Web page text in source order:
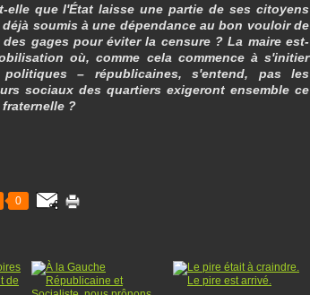
elle que l'État laisse une partie de ses citoyens
soumis à une dépendance au bon vouloir de
gages pour éviter la censure ? La maire est-
où, comme cela commence à s'initier
– républicaines, s'entend, pas les
sociaux des quartiers exigeront ensemble ce
?
0